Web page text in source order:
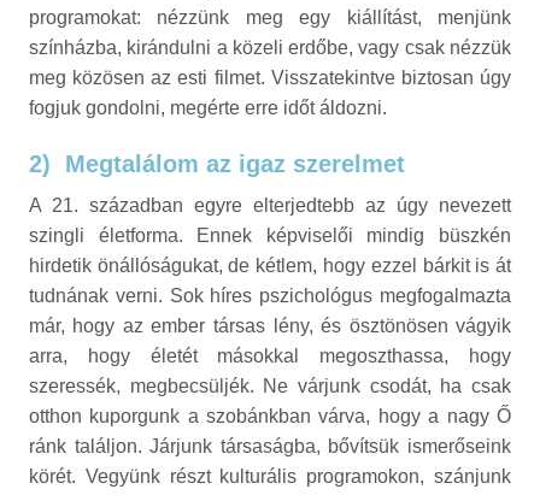
programokat: nézzünk meg egy kiállítást, menjünk
színházba, kirándulni a közeli erdőbe, vagy csak nézzük
meg közösen az esti filmet. Visszatekintve biztosan úgy
fogjuk gondolni, megérte erre időt áldozni.
2) Megtalálom az igaz szerelmet
A 21. században egyre elterjedtebb az úgy nevezett
szingli életforma. Ennek képviselői mindig büszkén
hirdetik önállóságukat, de kétlem, hogy ezzel bárkit is át
tudnának verni. Sok híres pszichológus megfogalmazta
már, hogy az ember társas lény, és ösztönösen vágyik
arra, hogy életét másokkal megoszthassa, hogy
szeressék, megbecsüljék. Ne várjunk csodát, ha csak
otthon kuporgunk a szobánkban várva, hogy a nagy Ő
ránk találjon. Járjunk társaságba, bővítsük ismerőseink
körét. Vegyünk részt kulturális programokon, szánjunk